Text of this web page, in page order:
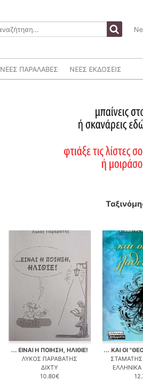
ΝΕΕΣ ΠΑΡΑΛΑΒΕΣ ΝΕΕΣ ΕΚΔΟΣΕΙΣ
... ΕΙΝΑΙ Η ΠΟΙΗΣΗ, ΗΛΙΘΙΕ!
ΛΥΚΟΣ ΠΑΡΑΒΑΤΗΣ
ΔΙΧΤΥ
10.80€
... ΚΑΙ ΟΙ
ΣΤΑΜΑΤΗΣ